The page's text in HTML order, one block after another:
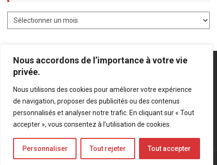
Nous accordons de l’importance à votre vie
privée.
Nous utilisons des cookies pour améliorer votre expérience
de navigation, proposer des publicités ou des contenus
personnalisés et analyser notre trafic. En cliquant sur « Tout
accepter », vous consentez à l’utilisation de cookies.
Personnaliser Tout rejeter Tout accepter
Mentions légales Politique de confidentialité
Bluesky
LinkedIn
Twitter
© Forces Operations Blog - 2022